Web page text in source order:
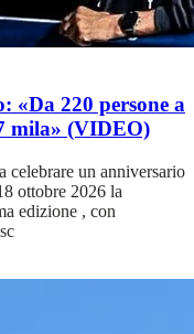
«Da 220 persone a
mila» (VIDEO)
celebrare un anniversario
ottobre 2026 la
edizione , con